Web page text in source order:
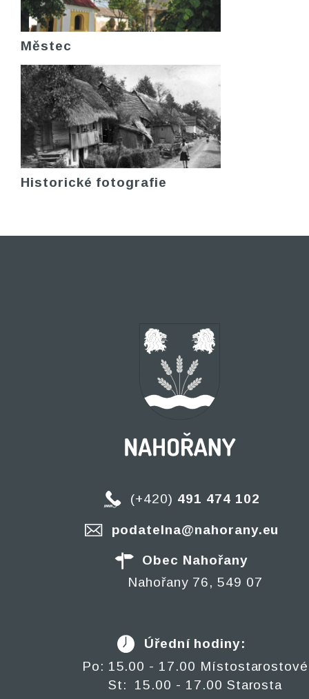
Městec
Historické fotografie
(+420) 491 474 102
podatelna@nahorany.eu
Obec Nahořany
Nahořany 76, 549 07
Úřední hodiny:
Po: 15.00 - 17.00 Místostarostové
St: 15.00 - 17.00 Starosta